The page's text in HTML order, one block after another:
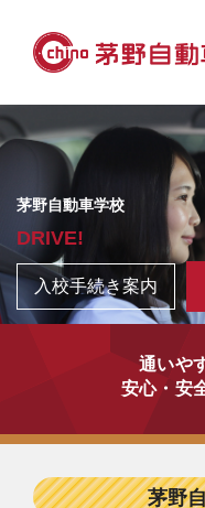
茅野自動車学校
DRIVE!
入校手続き案内
通いや
安心・安
茅野